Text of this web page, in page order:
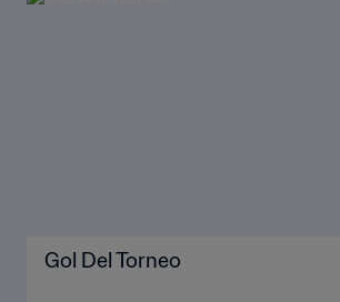
Gol Del Torneo